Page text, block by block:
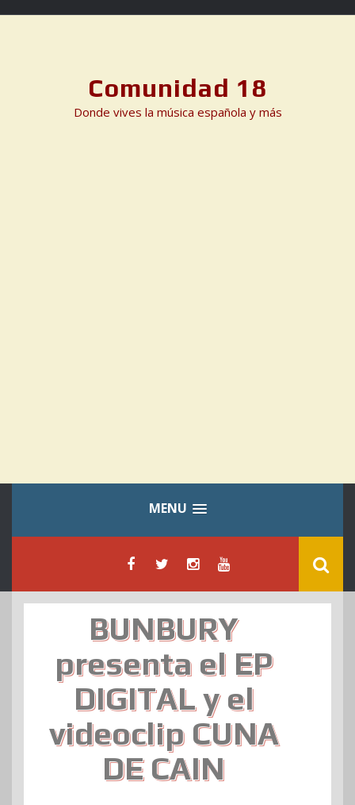
Comunidad 18
Donde vives la música española y más
MENU
BUNBURY
presenta el EP
DIGITAL y el
videoclip CUNA
DE CAIN